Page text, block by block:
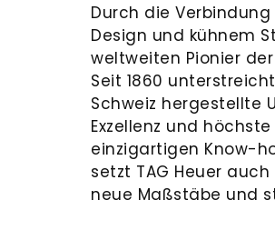
Durch die
Design und kühnem
weltweiten Pionier
Seit 1860
Schweiz hergestellte
Exzellenz und
einzigartigen Know-
setzt TAG Heuer
neue Maßstäbe und